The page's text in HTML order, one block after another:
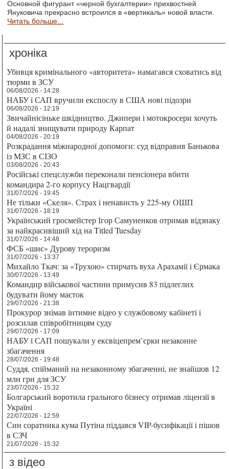
Основной фигурант «черной бухгалтерии» прихвостней
Януковича прекрасно встроился в «вертикаль» новой власти.
Читать больше...
хроніка
Убивця кримінального «авторитета» намагався сховатись від
тюрми в ЗСУ
06/08/2026 - 14:28
НАБУ і САП вручили експослу в США нові підозри
06/08/2026 - 12:19
Звичайнісіньке шкідництво. Джипери і мотокросери хочуть
й надалі знищувати природу Карпат
04/08/2026 - 20:19
Розкрадання міжнародної допомоги: суд відправив Банькова
із МЗС в СІЗО
03/08/2026 - 20:43
Російські спецслужби переконали пенсіонера вбити
командира 2-го корпусу Нацгвардії
31/07/2026 - 19:45
Не тільки «Скеля». Страх і ненависть у 225-му ОШП
31/07/2026 - 18:19
Український гросмейстер Ігор Самуненков отримав відзнаку
за найкрасивіший хід на Titled Tuesday
31/07/2026 - 14:48
ФСБ «шиє» Дурову тероризм
31/07/2026 - 13:37
Михайло Ткач: за «Трухою» стирчать вуха Арахамії і Єрмака
30/07/2026 - 13:49
Командир військової частини примусив 83 підлеглих
будувати йому маєток
29/07/2026 - 21:38
Прокурор знімав інтимне відео у службовому кабінеті і
розсилав співробітницям суду
29/07/2026 - 17:09
НАБУ і САП пошукали у ексвіцепрем’єрки незаконне
збагачення
28/07/2026 - 19:48
Суддя, спійманий на незаконному збагаченні, не знайшов 12
млн грн для ЗСУ
23/07/2026 - 15:32
Болгарський воротила грального бізнесу отримав ліцензії в
Україні
22/07/2026 - 12:59
Син соратника кума Путіна піддався VIP-бусифікації і пішов
в СЗЧ
21/07/2026 - 15:32
з відео